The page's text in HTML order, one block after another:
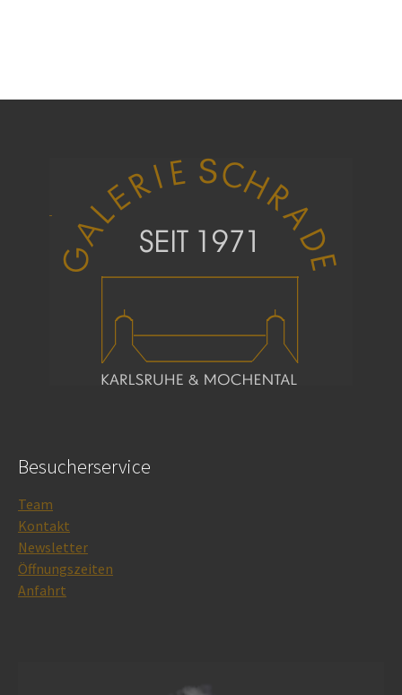
Besucherservice
Team
Kontakt
Newsletter
Öffnungszeiten
Anfahrt